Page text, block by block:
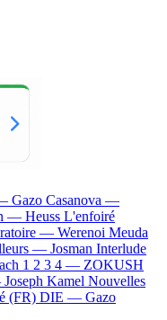
Gazo Casanova —
— Heuss L'enfoiré
— Werenoi Meuda
— Josman Interlude
1 2 3 4 — ZOKUSH
Joseph Kamel Nouvelles
(FR) DIE — Gazo